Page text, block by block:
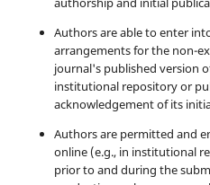
Authors are able to enter
arrangements for the non-
journal's published version
institutional repository or
acknowledgement of its
Authors are permitted and
online (e.g., in institutional
prior to and during the